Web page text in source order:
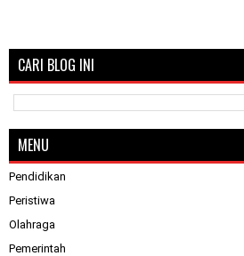
CARI BLOG INI
MENU
Pendidikan
Peristiwa
Olahraga
Pemerintah